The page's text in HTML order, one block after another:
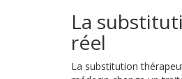
La
réel
La substitution